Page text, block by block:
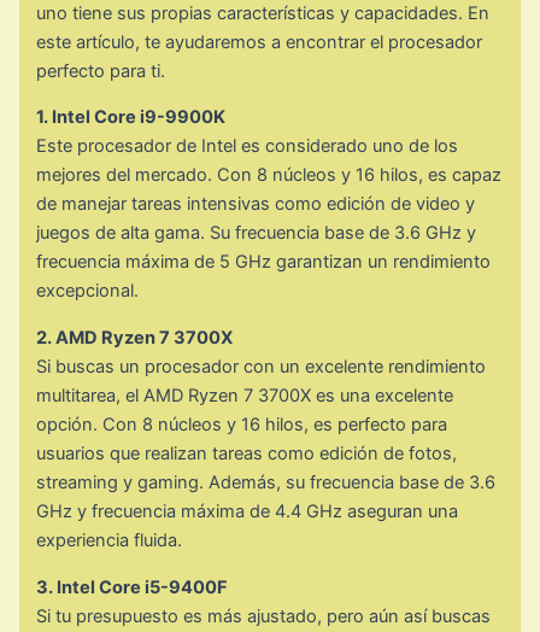
uno tiene sus propias características y capacidades. En
este artículo, te ayudaremos a encontrar el procesador
perfecto para ti.
1. Intel Core i9-9900K
Este procesador de Intel es considerado uno de los
mejores del mercado. Con 8 núcleos y 16 hilos, es capaz
de manejar tareas intensivas como edición de video y
juegos de alta gama. Su frecuencia base de 3.6 GHz y
frecuencia máxima de 5 GHz garantizan un rendimiento
excepcional.
2. AMD Ryzen 7 3700X
Si buscas un procesador con un excelente rendimiento
multitarea, el AMD Ryzen 7 3700X es una excelente
opción. Con 8 núcleos y 16 hilos, es perfecto para
usuarios que realizan tareas como edición de fotos,
streaming y gaming. Además, su frecuencia base de 3.6
GHz y frecuencia máxima de 4.4 GHz aseguran una
experiencia fluida.
3. Intel Core i5-9400F
Si tu presupuesto es más ajustado, pero aún así buscas